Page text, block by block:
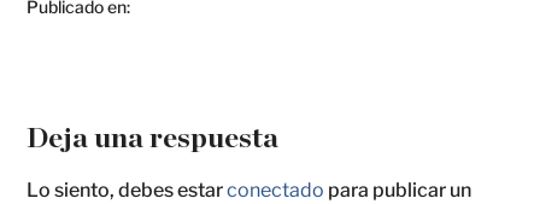
Publicado en:
Deja una respuesta
Lo siento, debes estarconectado para publicar un